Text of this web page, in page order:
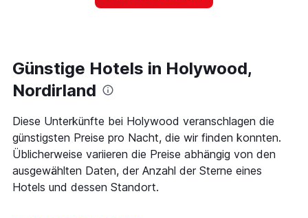
Zimmerpreis
anzeigt.
jeweiligen
Wochentag.
Das
Diagramm
1
X-
Achse,
die
die
Wochentage
Günstige Hotels in Holywood,
Nordirland
Diese Unterkünfte bei Holywood veranschlagen die
günstigsten Preise pro Nacht, die wir finden konnten.
Üblicherweise variieren die Preise abhängig von den
ausgewählten Daten, der Anzahl der Sterne eines
Hotels und dessen Standort.